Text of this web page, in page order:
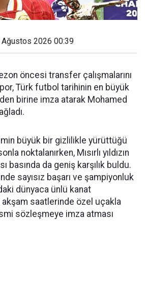
Ağustos 2026 00:39
öncesi transfer çalışmalarını
Türk futbol tarihinin en büyük
birine imza atarak Mohamed
büyük bir gizlilikle yürüttüğü
noktalanırken, Mısırlı yıldızın
basında da geniş karşılık buldu.
sayısız başarı ve şampiyonluk
dünyaca ünlü kanat
akşam saatlerinde özel uçakla
sözleşmeye imza atması